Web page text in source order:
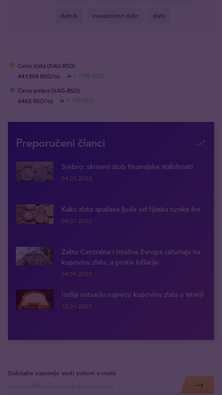
zlatnik investiciono zlato zlato
Cena zlata (XAU-RSD)
441304 RSD/oz
+ 7185 RSD
Cena srebra (XAG-RSD)
6465 RSD/oz
+ 199 RSD
Preporučeni članci
Srebro: skriveni stub finansijske stabilnosti
04.01.2022
Kako zlato spašava ljude od fijaska turske lire
04.01.2022
Zašto Centralna i Istočna Evropa računaju na
kupovinu zlata, a protiv inflacije
04.01.2022
Indija ostvarila najveću kupovinu zlata u istoriji
12.01.2022
Dobijajte najnovije vesti putem e-maila